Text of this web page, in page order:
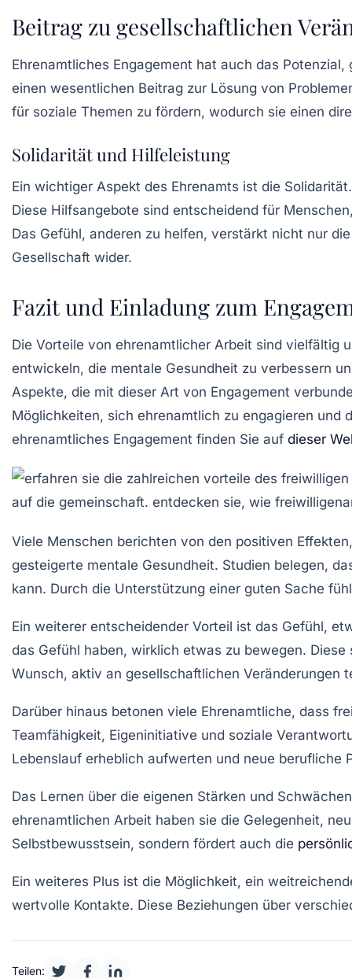
Beitrag zu gesellschaftlichen
Ehrenamtliches Engagement hat auch das Potenzial,
einen wesentlichen Beitrag zur Lösung von
für soziale Themen zu fördern, wodurch sie einen
Solidarität und Hilfeleistung
Ein wichtiger Aspekt des Ehrenamts ist die Solidarität
Diese Hilfsangebote sind entscheidend für
Das Gefühl, anderen zu helfen, verstärkt nicht nur
Gesellschaft wider.
Fazit und Einladung zum
Die Vorteile von ehrenamtlicher Arbeit sind vielfältig
entwickeln, die mentale Gesundheit zu verbessern
Aspekte, die mit dieser Art von Engagement
Möglichkeiten, sich ehrenamtlich zu engagieren und
ehrenamtliches Engagement finden Sie auf dieser
Viele Menschen berichten von den positiven
gesteigerte mentale Gesundheit. Studien belegen,
kann. Durch die Unterstützung einer guten Sache
Ein weiterer entscheidender Vorteil ist das Gefühl,
das Gefühl haben, wirklich etwas zu bewegen. Diese
Wunsch, aktiv an gesellschaftlichen Veränderungen
Darüber hinaus betonen viele Ehrenamtliche, dass
Teamfähigkeit, Eigeninitiative und soziale
Lebenslauf erheblich aufwerten und neue berufliche
Das Lernen über die eigenen Stärken und Schwächen
ehrenamtlichen Arbeit haben sie die Gelegenheit,
Selbstbewusstsein, sondern fördert auch die
Ein weiteres Plus ist die Möglichkeit, ein
wertvolle Kontakte. Diese Beziehungen über
Teilen: